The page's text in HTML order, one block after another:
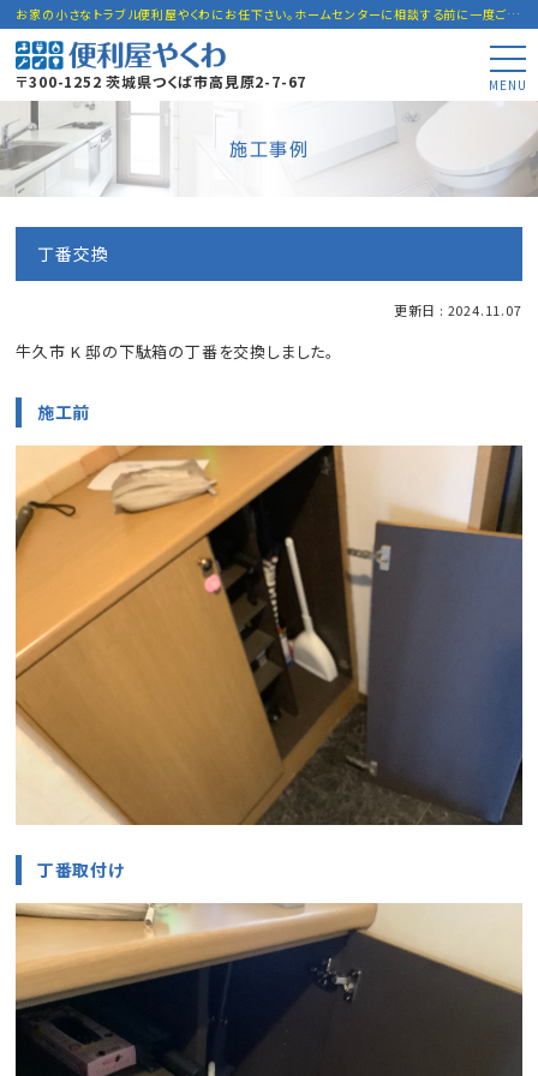
お家の小さなトラブル便利屋やくわにお任下さい。ホームセンターに相談する前に一度ご連絡下さい。
〒300-1252 茨城県つくば市高見原2-7-67 MENU
施工事例
丁番交換
更新日 : 2024.11.07
牛久市 K 邸の下駄箱の丁番を交換しました。
施工前
丁番取付け